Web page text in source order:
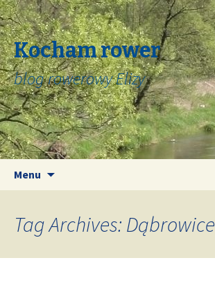
Kocham rower
blog rowerowy Elizy
Menu
Tag Archives: Dąbrowice